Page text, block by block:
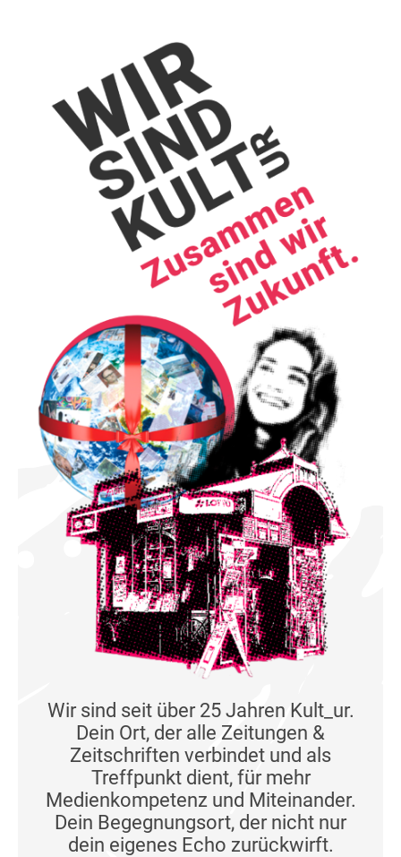
Wir sind seit über 25 Jahren Kult_ur.
Dein Ort, der alle Zeitungen &
Zeitschriften verbindet und als
Treffpunkt dient, für mehr
Medienkompetenz und Miteinander.
Dein Begegnungsort, der nicht nur
dein eigenes Echo zurückwirft.